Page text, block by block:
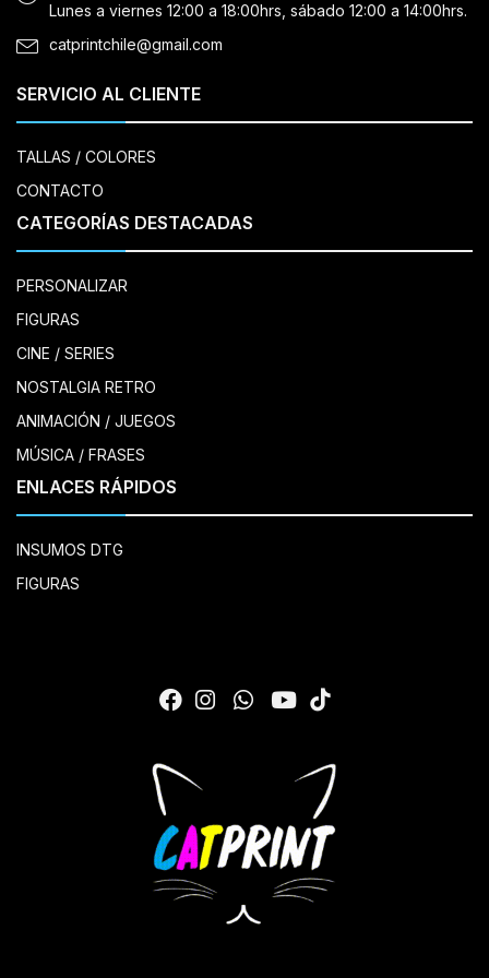
Lunes a viernes 12:00 a 18:00hrs, sábado 12:00 a 14:00hrs.
catprintchile@gmail.com
SERVICIO AL CLIENTE
TALLAS / COLORES
CONTACTO
CATEGORÍAS DESTACADAS
PERSONALIZAR
FIGURAS
CINE / SERIES
NOSTALGIA RETRO
ANIMACIÓN / JUEGOS
MÚSICA / FRASES
ENLACES RÁPIDOS
INSUMOS DTG
FIGURAS